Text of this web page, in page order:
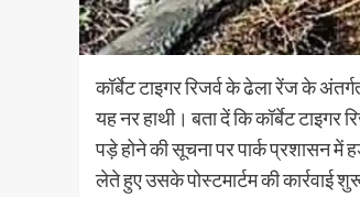
कॉर्बेट टाइगर रिजर्व के ढेला रेंज के
यह नर हाथी। बता दें कि कॉर्बेट
पड़े होने की सूचना पर पार्क प्रशासन में
लेते हुए उसके पोस्टमार्टम की कार्रवाई